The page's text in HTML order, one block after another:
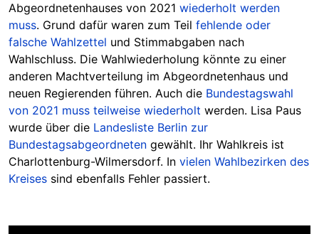
Abgeordnetenhauses von 2021 wiederholt werden
muss. Grund dafür waren zum Teil fehlende oder
falsche Wahlzettel und Stimmabgaben nach
Wahlschluss. Die Wahlwiederholung könnte zu einer
anderen Machtverteilung im Abgeordnetenhaus und
neuen Regierenden führen. Auch die Bundestagswahl
von 2021 muss teilweise wiederholt werden. Lisa Paus
wurde über die Landesliste Berlin zur
Bundestagsabgeordneten gewählt. Ihr Wahlkreis ist
Charlottenburg-Wilmersdorf. In vielen Wahlbezirken des
Kreises sind ebenfalls Fehler passiert.